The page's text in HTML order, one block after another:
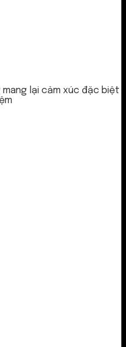
mang lại cảm xúc đặc biệt